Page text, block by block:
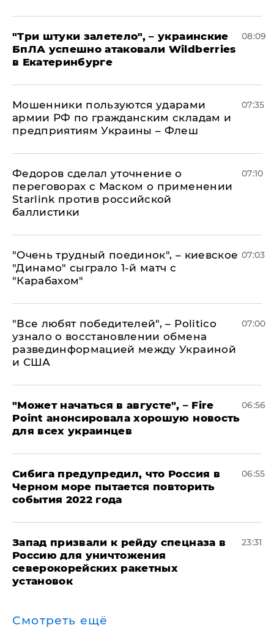
"Три штуки залетело", – украинские
БпЛА успешно атаковали Wildberries
в Екатеринбурге
08:09
Мошенники пользуются ударами
армии РФ по гражданским складам и
предприятиям Украины – Флеш
07:35
Федоров сделал уточнение о
переговорах с Маском о применении
Starlink против российской
баллистики
07:10
"Очень трудный поединок", – киевское
"Динамо" сыграло 1-й матч с
"Карабахом"
07:03
​"Все любят победителей", – Politico
узнало о восстановлении обмена
развединформацией между Украиной
и США
07:00
"Может начаться в августе", – Fire
Point анонсировала хорошую новость
для всех украинцев
06:56
Сибига предупредил, что Россия в
Черном море пытается повторить
события 2022 года
06:55
Запад призвали к рейду спецназа в
Россию для уничтожения
северокорейских ракетных
установок
23:31
Смотреть ещё